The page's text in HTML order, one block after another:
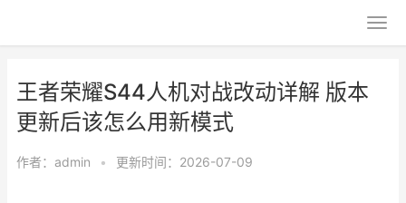
王者荣耀S44人机对战改动详解 版本
更新后该怎么用新模式
作者： admin • 更新时间：2026-07-09